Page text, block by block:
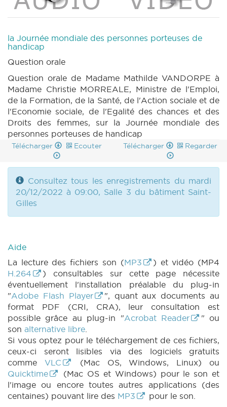
la Journée mondiale des personnes porteuses de
handicap
Question orale
Question orale de Madame Mathilde VANDORPE à
Madame Christie MORREALE, Ministre de l'Emploi,
de la Formation, de la Santé, de l'Action sociale et de
l'Economie sociale, de l'Egalité des chances et des
Droits des femmes, sur la Journée mondiale des
personnes porteuses de handicap
Télécharger Ecouter Télécharger Regarder
Consultez tous les enregistrements du mardi
20/12/2022 à 09:00, Salle 3 du bâtiment Saint-
Gilles
Aide
La lecture des fichiers son (MP3
) et vidéo (MP4
H.264
) consultables sur cette page nécessite
éventuellement l'installation préalable du plug-in
"Adobe Flash Player
", quant aux documents au
format PDF (CRI, CRA), leur consultation est
possible grâce au plug-in "Acrobat Reader
" ou
son alternative libre.
Si vous optez pour le téléchargement de ces fichiers,
ceux-ci seront lisibles via des logiciels gratuits
comme VLC
(Mac OS, Windows, Linux) ou
Quicktime
(Mac OS et Windows) pour le son et
l'image ou encore toutes autres applications (des
centaines) pouvant lire des MP3 pour le son.